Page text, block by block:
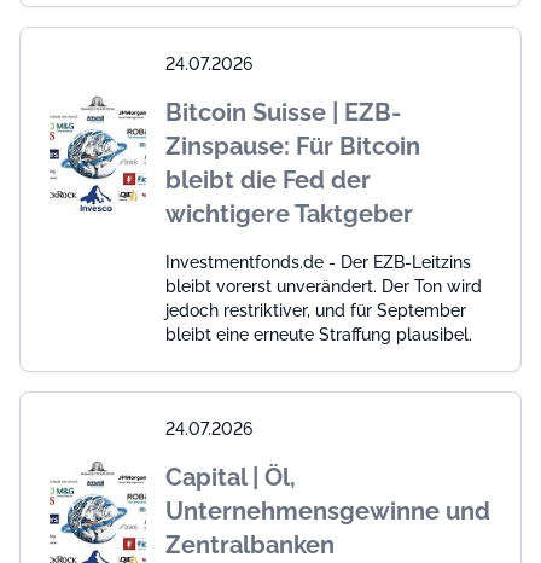
24.07.2026
Bitcoin Suisse | EZB-
Zinspause: Für Bitcoin
bleibt die Fed der
wichtigere Taktgeber
Investmentfonds.de - Der EZB-Leitzins
bleibt vorerst unverändert. Der Ton wird
jedoch restriktiver, und für September
bleibt eine erneute Straffung plausibel.
24.07.2026
Capital | Öl,
Unternehmensgewinne und
Zentralbanken